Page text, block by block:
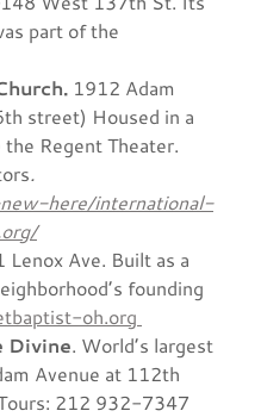
part of the
1912 Adam
street) Housed in a
Regent Theater.
.
here/international-
Lenox Ave. Built as a
founding
oh.org
Divine. World’s largest
Avenue at 112th
212 932-7347